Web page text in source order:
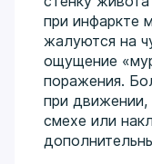
при инфаркте
жалуются на
ощущение
поражения.
при
смехе или